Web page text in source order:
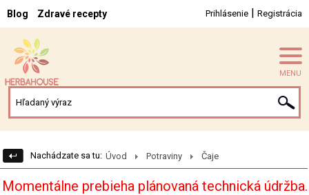
Blog Zdravé recepty Prihlásenie | Registrácia
MENU
Nachádzate sa tu: Úvod Potraviny Čaje
Momentálne prebieha plánovaná technická údržba.